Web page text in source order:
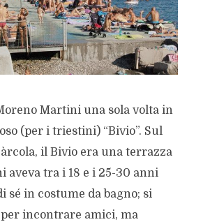
Martini una sola volta in
(per i triestini) “Bivio”. Sul
il Bivio era una terrazza
aveva tra i 18 e i 25-30 anni
sé in costume da bagno; si
per incontrare amici, ma